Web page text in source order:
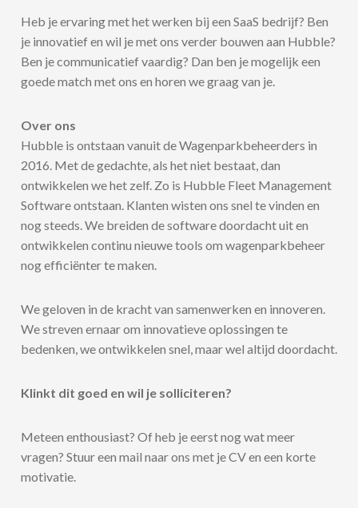
Heb je ervaring met het werken bij een SaaS bedrijf? Ben
je innovatief en wil je met ons verder bouwen aan Hubble?
Ben je communicatief vaardig? Dan ben je mogelijk een
goede match met ons en horen we graag van je.
Over ons
Hubble is ontstaan vanuit de Wagenparkbeheerders in
2016. Met de gedachte, als het niet bestaat, dan
ontwikkelen we het zelf. Zo is Hubble Fleet Management
Software ontstaan. Klanten wisten ons snel te vinden en
nog steeds. We breiden de software doordacht uit en
ontwikkelen continu nieuwe tools om wagenparkbeheer
nog efficiënter te maken.
We geloven in de kracht van samenwerken en innoveren.
We streven ernaar om innovatieve oplossingen te
bedenken, we ontwikkelen snel, maar wel altijd doordacht.
Klinkt dit goed en wil je solliciteren?
Meteen enthousiast? Of heb je eerst nog wat meer
vragen? Stuur een mail naar ons met je CV en een korte
motivatie.